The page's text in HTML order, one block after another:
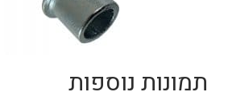
תמונות נוספות